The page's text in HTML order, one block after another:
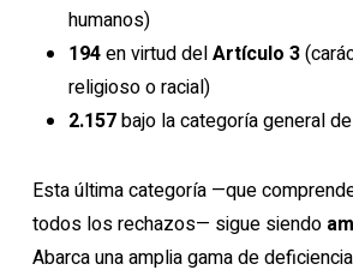
humanos)
194en virtud delArtículo 3
religioso o racial)
2.157bajo la categoría general de
Esta última categoría —que
todos los rechazos— sigue siendo
Abarca una amplia gama de